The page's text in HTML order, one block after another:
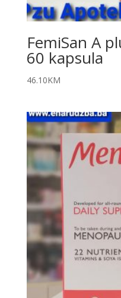
FemiSan A
60 kapsula
46.10KM